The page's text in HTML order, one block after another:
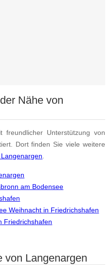
Nähe von
freundlicher Unterstützung von
Dort finden Sie viele weitere
.
am Bodensee
Weihnacht in Friedrichshafen
Friedrichshafen
von Langenargen